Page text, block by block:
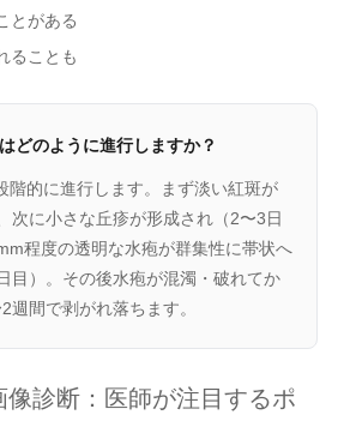
とがある
ることも
どのように進行しますか？
階的に進行します。まず淡い紅斑が
次に小さな丘疹が形成され（2〜3日
程度の透明な水疱が群集性に帯状へ
目）。その後水疱が混濁・破れてか
週間で剥がれ落ちます。
像診断：医師が注目するポ